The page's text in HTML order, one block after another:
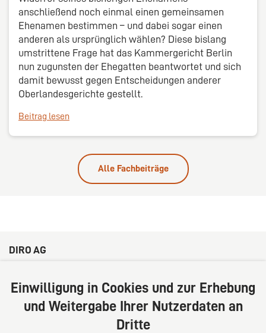
anschließend noch einmal einen gemeinsamen
Ehenamen bestimmen – und dabei sogar einen
anderen als ursprünglich wählen? Diese bislang
umstrittene Frage hat das Kammergericht Berlin
nun zugunsten der Ehegatten beantwortet und sich
damit bewusst gegen Entscheidungen anderer
Oberlandesgerichte gestellt.
Beitrag lesen
Alle Fachbeiträge
DIRO AG
20354 Hamburg
Deutschland
Tel: +49 (0) 40 41352231
Einwilligung in Cookies und zur Erhebung
und Weitergabe Ihrer Nutzerdaten an
Dritte